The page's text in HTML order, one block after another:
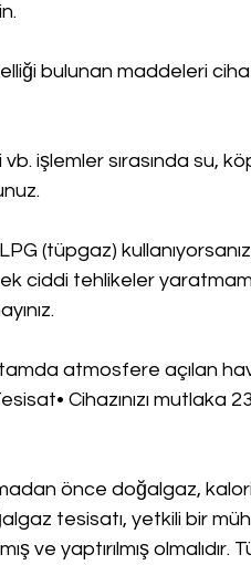
bulunan maddeleri
işlemler sırasında su,
(tüpgaz)
ciddi tehlikeler
atmosfere açılan
Cihazınızı mutlaka
önce doğalgaz,
tesisatı, yetkili bir
ve yaptırılmış olmalıdır.